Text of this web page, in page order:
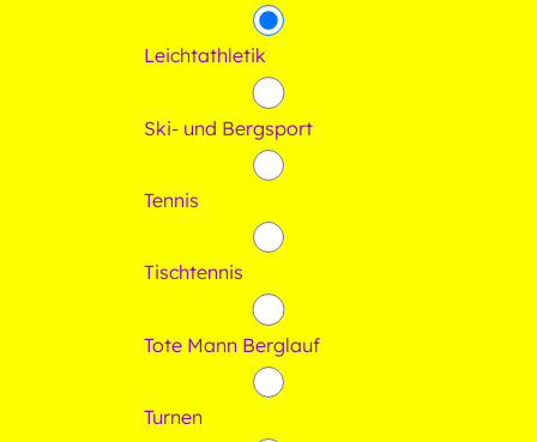
Leichtathletik
Ski- und Bergsport
Tennis
Tischtennis
Tote Mann Berglauf
Turnen